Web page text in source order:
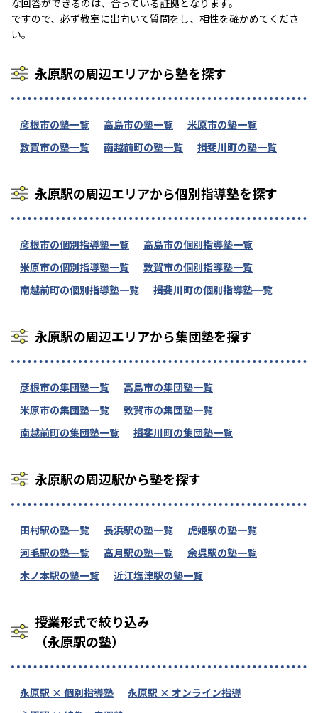
な回答ができるのは、合っている証拠となります。
ですので、必ず教室に出向いて質問をし、相性を確かめてくださ
い。
永原駅の周辺エリアから塾を探す
彦根市の塾一覧 高島市の塾一覧
米原市の塾一覧
敦賀市の塾一覧
南越前町の塾一覧 揖斐川町の塾一覧
永原駅の周辺エリアから個別指導塾を探す
彦根市の個別指導塾一覧
高島市の個別指導塾一覧
米原市の個別指導塾一覧
敦賀市の個別指導塾一覧
南越前町の個別指導塾一覧
揖斐川町の個別指導塾一覧
永原駅の周辺エリアから集団塾を探す
彦根市の集団塾一覧
高島市の集団塾一覧
米原市の集団塾一覧
敦賀市の集団塾一覧
南越前町の集団塾一覧
揖斐川町の集団塾一覧
永原駅の周辺駅から塾を探す
田村駅の塾一覧 長浜駅の塾一覧
虎姫駅の塾一覧
河毛駅の塾一覧
高月駅の塾一覧
余呉駅の塾一覧
木ノ本駅の塾一覧
近江塩津駅の塾一覧
授業形式で絞り込み
（永原駅の塾）
永原駅 × 個別指導塾
永原駅 × オンライン指導